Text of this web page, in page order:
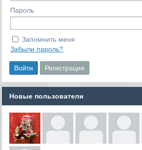
Пароль
Запомнить меня
Забыли пароль?
Новые пользователи